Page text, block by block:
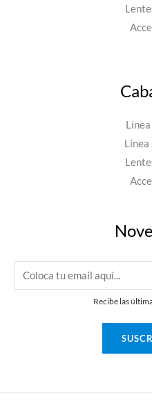
Línea
m
Recibe las